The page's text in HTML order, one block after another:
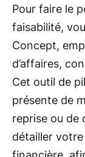
Pour faire le
faisabilité,
Concept,
d’affaires,
Cet outil de
présente de
reprise ou de
détailler